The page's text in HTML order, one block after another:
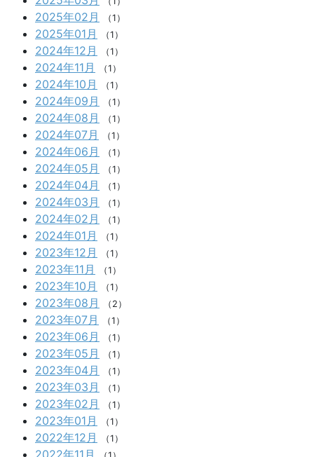
2025年02月 （1）
2025年01月 （1）
2024年12月 （1）
2024年11月 （1）
2024年10月 （1）
2024年09月 （1）
2024年08月 （1）
2024年07月 （1）
2024年06月 （1）
2024年05月 （1）
2024年04月 （1）
2024年03月 （1）
2024年02月 （1）
2024年01月 （1）
2023年12月 （1）
2023年11月 （1）
2023年10月 （1）
2023年08月 （2）
2023年07月 （1）
2023年06月 （1）
2023年05月 （1）
2023年04月 （1）
2023年03月 （1）
2023年02月 （1）
2023年01月 （1）
2022年12月 （1）